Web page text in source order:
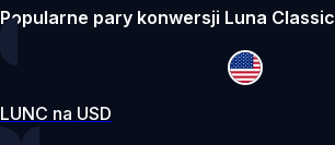
Popularne pary konwersji Luna Classic
LUNC na USD